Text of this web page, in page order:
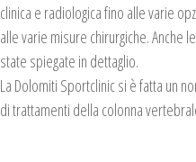
clinica e radiologica fino alle varie
alle varie misure chirurgiche.
state spiegate in dettaglio.
La Dolomiti Sportclinic si è fatta un
di trattamenti della colonna